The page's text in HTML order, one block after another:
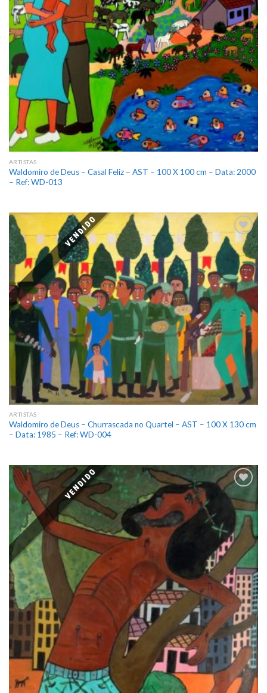
ARTISTAS
Waldomiro de Deus – Casal Feliz – AST – 100 X 100 cm – Data: 2000
– Ref: WD-013
VENDIDO
Add
to
wishlist
ARTISTAS
Waldomiro de Deus – Churrascada no Quartel – AST – 100 X 130 cm
– Data: 1985 – Ref: WD-004
VENDIDO
to
wishlist